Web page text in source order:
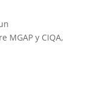
MGAP y CIQA,